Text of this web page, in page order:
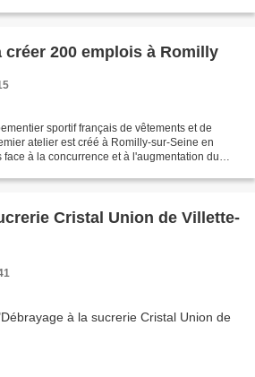
créer 200 emplois à Romilly
sportif français de vêtements et de
atelier est créé à Romilly-sur-Seine en
face à la concurrence et à l'augmentation du
Cristal Union de Villette-